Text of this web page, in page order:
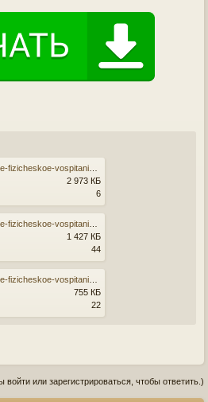
2 973 КБ
6
1 427 КБ
44
755 КБ
22
или зарегистрироваться, чтобы ответить.)